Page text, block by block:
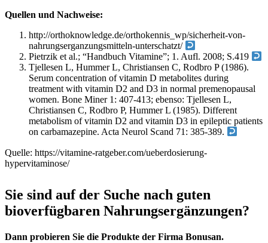
Quellen und Nachweise:
http://orthoknowledge.de/orthokennis_wp/sicherheit-von-
nahrungserganzungsmitteln-unterschatzt/
Pietrzik et al.; “Handbuch Vitamine”; 1. Aufl. 2008; S.419
Tjellesen L, Hummer L, Christiansen C, Rodbro P (1986).
Serum concentration of vitamin D metabolites during
treatment with vitamin D2 and D3 in normal premenopausal
women. Bone Miner 1: 407-413; ebenso: Tjellesen L,
Christiansen C, Rodbro P, Hummer L (1985). Different
metabolism of vitamin D2 and vitamin D3 in epileptic patients
on carbamazepine. Acta Neurol Scand 71: 385-389.
Quelle: https://vitamine-ratgeber.com/ueberdosierung-
hypervitaminose/
Sie sind auf der Suche nach guten
bioverfügbaren Nahrungsergänzungen?
Dann probieren Sie die Produkte der Firma Bonusan.